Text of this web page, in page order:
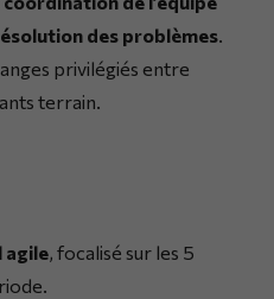
des problèmes.
privilégiés entre
terrain.
agile, focalisé sur les 5